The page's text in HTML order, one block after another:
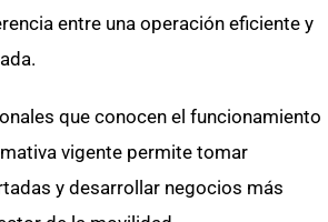
entre una operación eficiente y
que conocen el funcionamiento
vigente permite tomar
y desarrollar negocios más